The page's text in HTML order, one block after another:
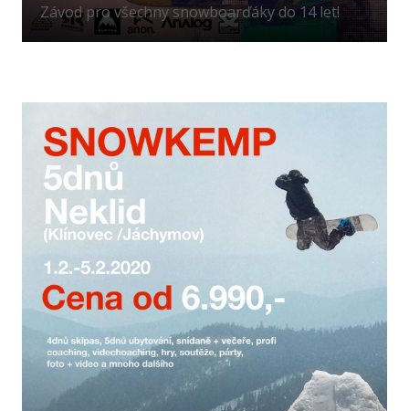
Závod pro všechny snowboarďáky do 14 let!